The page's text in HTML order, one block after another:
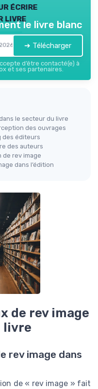
écrire
livre
le livre blanc
➔ Télécharger
d’être contacté(e) à
et ses partenaires.
le secteur du livre
des ouvrages
des éditeurs
des auteurs
de rev image
dans l’édition
de rev image
livre
rev image dans
de « rev image » fait